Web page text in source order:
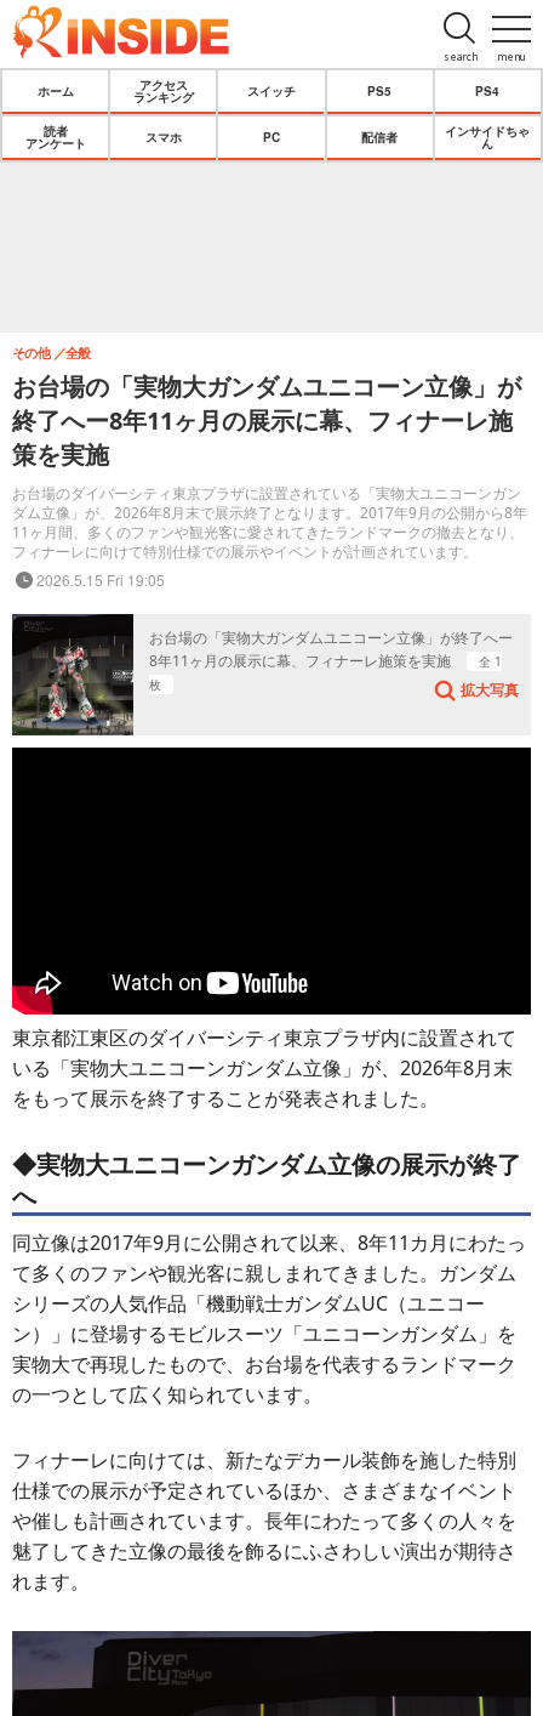
menu
search
ホーム
アクセス
ランキング
スイッチ PS5 PS4
読者
アンケート
スマホ PC 配信者
インサイドちゃ
ん
お台場の「実物大ガンダムユニコーン立像」が
終了へー8年11ヶ月の展示に幕、フィナーレ施
策を実施
お台場のダイバーシティ東京プラザに設置されている「実物大ユニコーンガン
ダム立像」が、2026年8月末で展示終了となります。2017年9月の公開から8年
11ヶ月間、多くのファンや観光客に愛されてきたランドマークの撤去となり、
フィナーレに向けて特別仕様での展示やイベントが計画されています。
その他 全般
2026.5.15 Fri 19:05
お台場の「実物大ガンダムユニコーン立像」が終了へー
8年11ヶ月の展示に幕、フィナーレ施策を実施
全 1
枚
拡大写真
東京都江東区のダイバーシティ東京プラザ内に設置されて
いる「実物大ユニコーンガンダム立像」が、2026年8月末
をもって展示を終了することが発表されました。
◆実物大ユニコーンガンダム立像の展示が終了
へ
同立像は2017年9月に公開されて以来、8年11カ月にわたっ
て多くのファンや観光客に親しまれてきました。ガンダム
シリーズの人気作品「機動戦士ガンダムUC（ユニコー
ン）」に登場するモビルスーツ「ユニコーンガンダム」を
実物大で再現したもので、お台場を代表するランドマーク
の一つとして広く知られています。
フィナーレに向けては、新たなデカール装飾を施した特別
仕様での展示が予定されているほか、さまざまなイベント
や催しも計画されています。長年にわたって多くの人々を
魅了してきた立像の最後を飾るにふさわしい演出が期待さ
れます。